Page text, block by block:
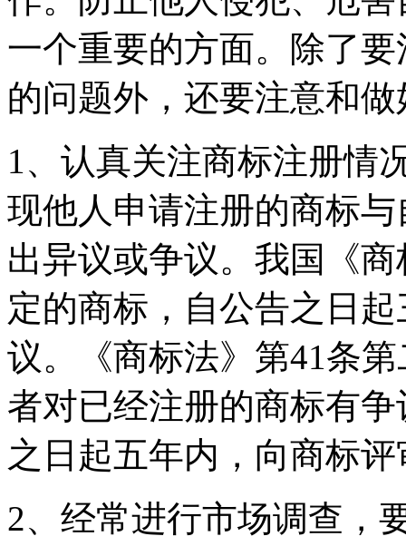
一个重要的方面。除了
的问题外，还要注意和
1、认真关注商标注册情
现他人申请注册的商标
出异议或争议。我国《
定的商标，自公告之日
议。《商标法》第41条
者对已经注册的商标有
之日起五年内，向商标
2、经常进行市场调查，